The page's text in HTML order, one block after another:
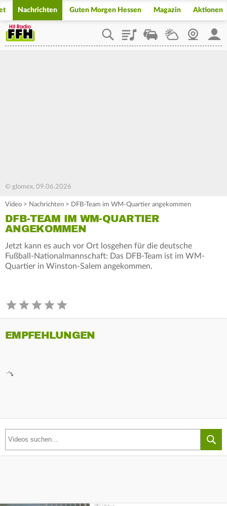
Nachrichten Guten Morgen Hessen Magazin Aktionen
PlaylistStaupilotWetterWebcam
© glomex, 09.06.2026
Video > Nachrichten > DFB-Team im WM-Quartier angekommen
DFB-TEAM IM WM-QUARTIER
ANGEKOMMEN
Jetzt kann es auch vor Ort losgehen für die deutsche
Fußball-Nationalmannschaft: Das DFB-Team ist im WM-
Quartier in Winston-Salem angekommen.
EMPFEHLUNGEN